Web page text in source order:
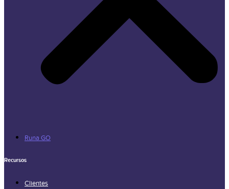
Runa GO
Recursos
Clientes